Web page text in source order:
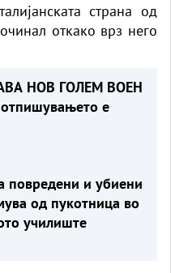
страна од
откако врз него
НОВ ГОЛЕМ ВОЕН
е
повредени и убиени
од пукотница во
училиште